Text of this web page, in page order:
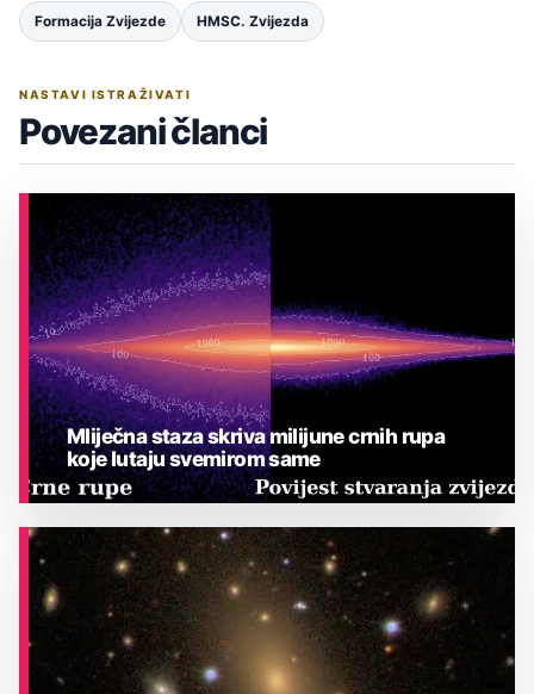
Formacija Zvijezde HMSC. Zvijezda
NASTAVI ISTRAŽIVATI
Povezani članci
ASTRONOMIJA
Mliječna staza skriva milijune crnih rupa
koje lutaju svemirom same